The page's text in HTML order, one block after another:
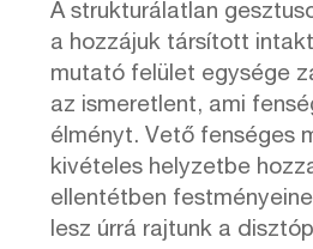
A strukturálatlan
a hozzájuk társított
mutató felület egysége
az ismeretlent, ami
élményt. Vető fenséges
kivételes helyzetbe
ellentétben
lesz úrrá rajtunk a